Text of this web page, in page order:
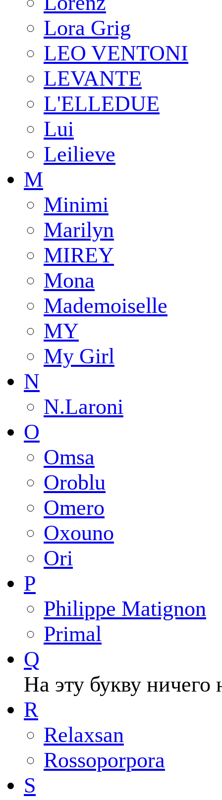
Lora Grig
LEO VENTONI
LEVANTE
L'ELLEDUE
Lui
Leilieve
M
Minimi
Marilyn
MIREY
Mona
Mademoiselle
MY
My Girl
N
N.Laroni
O
Omsa
Oroblu
Omero
Oxouno
Ori
P
Philippe Matignon
Primal
Q
На эту букву ничего
R
Relaxsan
Rossoporpora
S